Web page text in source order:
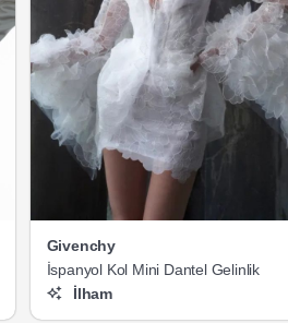
Givenchy
İspanyol Kol Mini Dantel Gelinlik
İlham